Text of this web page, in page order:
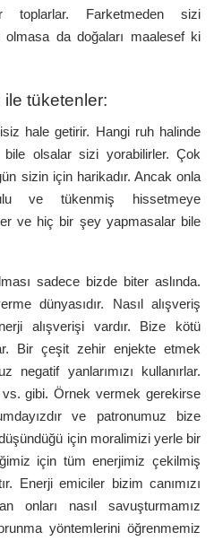
toplarlar. Farketmeden sizi
olmasa da doğaları maalesef ki
ile tüketenler:
hale getirir. Hangi ruh halinde
bile olsalar sizi yorabilirler. Çok
sizin için harikadır. Ancak onla
ve tükenmiş hissetmeye
ve hiç bir şey yapmasalar bile
sadece bizde biter aslında.
dünyasıdır. Nasıl alışveriş
alışverişi vardır. Bize kötü
Bir çeşit zehir enjekte etmek
negatif yanlarımızı kullanırlar.
vs. gibi. Örnek vermek gerekirse
ve patronumuz bize
için moralimizi yerle bir
için tüm enerjimiz çekilmiş
Enerji emiciler bizim canımızı
onları nasıl savuşturmamız
yöntemlerini öğrenmemiz